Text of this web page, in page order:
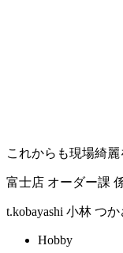
これからも現場綺
富士店 オーダー課
t.kobayashi 小林 つか
Hobby